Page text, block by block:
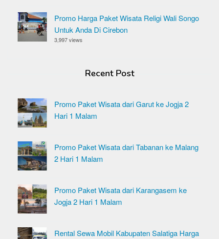
Promo Harga Paket Wisata Religi Wali Songo
Untuk Anda Di Cirebon
3,997 views
Recent Post
Promo Paket Wisata dari Garut ke Jogja 2
Hari 1 Malam
Promo Paket Wisata dari Tabanan ke Malang
2 Hari 1 Malam
Promo Paket Wisata dari Karangasem ke
Jogja 2 Hari 1 Malam
Rental Sewa Mobil Kabupaten Salatiga Harga